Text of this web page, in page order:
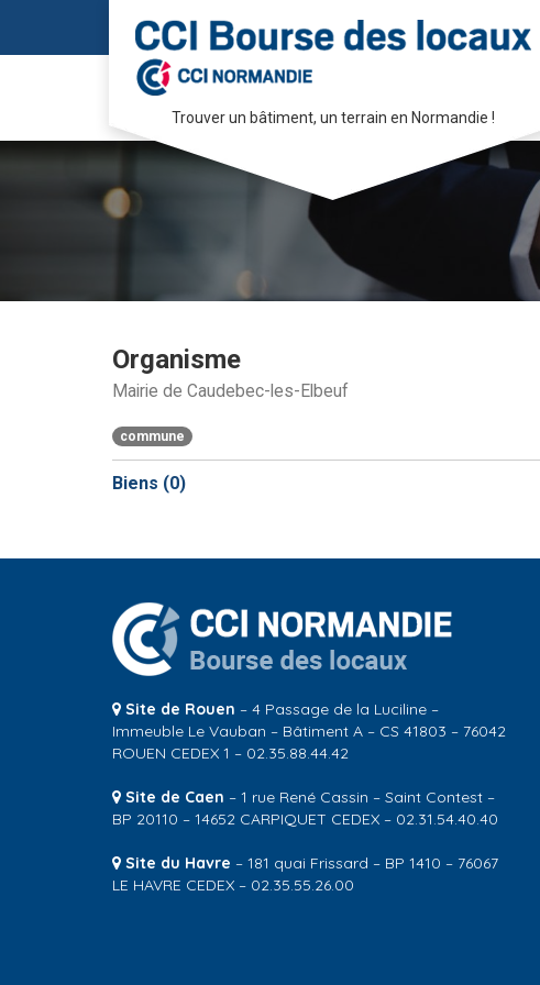
Trouver un bâtiment, un terrain en Normandie !
Organisme
Mairie de Caudebec-les-Elbeuf
commune
Biens (0)
Site de Rouen – 4 Passage de la Luciline –
Immeuble Le Vauban – Bâtiment A – CS 41803 – 76042
ROUEN CEDEX 1 – 02.35.88.44.42
Site de Caen – 1 rue René Cassin – Saint Contest –
BP 20110 – 14652 CARPIQUET CEDEX – 02.31.54.40.40
Site du Havre – 181 quai Frissard – BP 1410 – 76067
LE HAVRE CEDEX – 02.35.55.26.00